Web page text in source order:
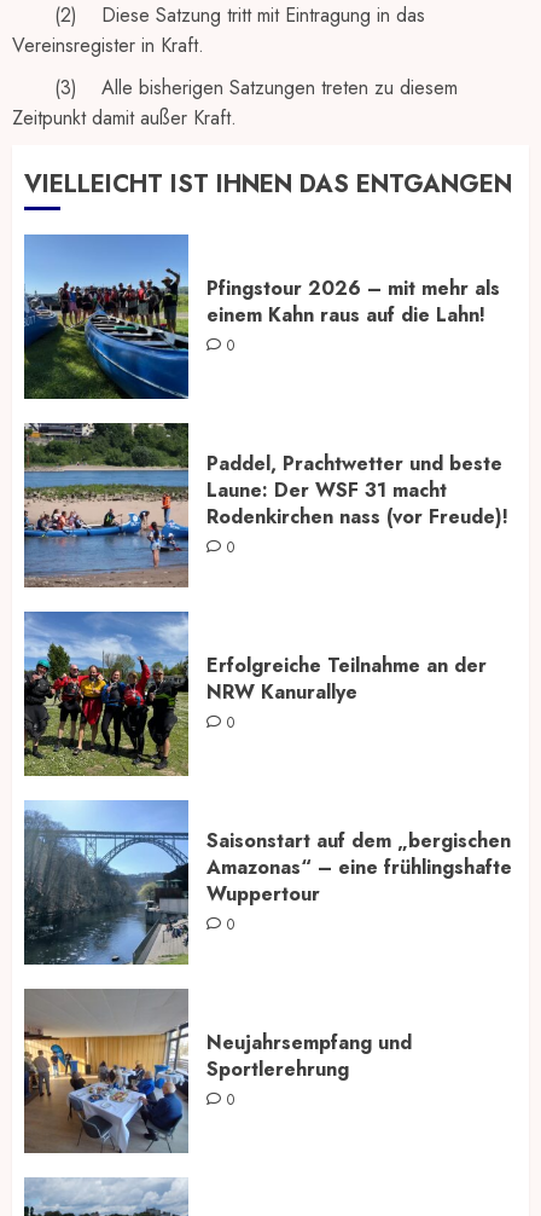
(2) Diese Satzung tritt mit Eintragung in das
Vereinsregister in Kraft.
(3) Alle bisherigen Satzungen treten zu diesem
Zeitpunkt damit außer Kraft.
VIELLEICHT IST IHNEN DAS ENTGANGEN
Pfingstour 2026 – mit mehr als
einem Kahn raus auf die Lahn!
0
Paddel, Prachtwetter und beste
Laune: Der WSF 31 macht
Rodenkirchen nass (vor Freude)!
0
Erfolgreiche Teilnahme an der
NRW Kanurallye
0
Saisonstart auf dem „bergischen
Amazonas“ – eine frühlingshafte
Wuppertour
0
Neujahrsempfang und
Sportlerehrung
0